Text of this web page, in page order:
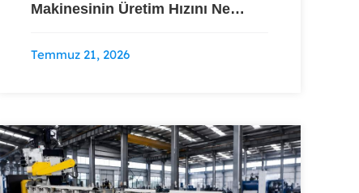
Makinesinin Üretim Hızını Ne
Temmuz 21, 2026